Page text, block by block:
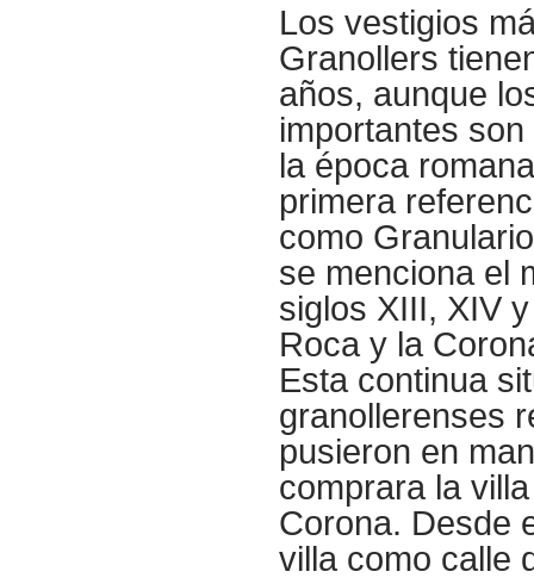
Los vestigios
Granollers
años, aunque
importantes
la época
primera
como
se menciona el
siglos XIII, XIV
Roca y la
Esta continua
granollerenses
pusieron en
comprara la
Corona. Desde
villa como calle